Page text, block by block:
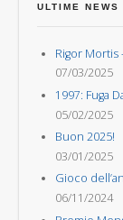
ULTIME NEWS
Rigor Mortis
07/03/2025
1997: Fuga
05/02/2025
Buon 2025!
03/01/2025
Gioco
06/11/2024